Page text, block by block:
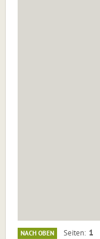
NACH OBEN Seiten 1